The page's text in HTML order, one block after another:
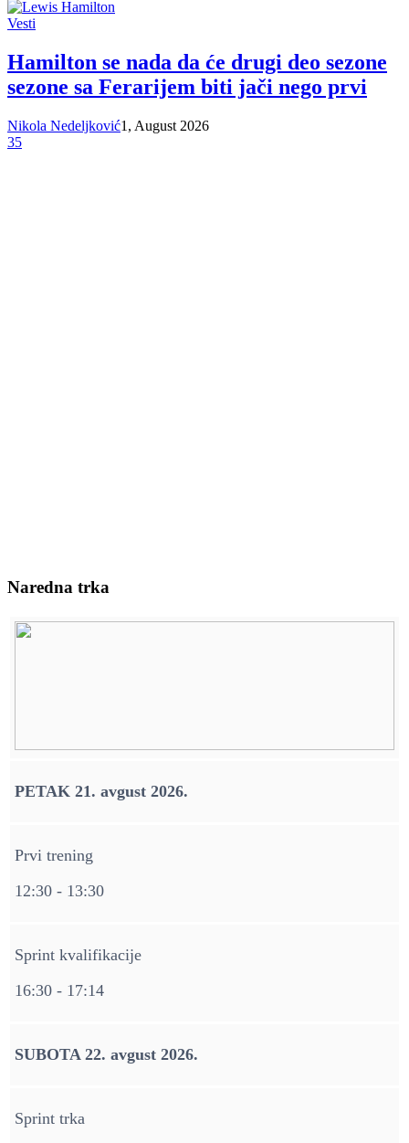
Vesti
Hamilton se nada da će drugi deo sezone
sezone sa Ferarijem biti jači nego prvi
Nikola Nedeljković1, August 2026
35
Naredna trka
PETAK 21. avgust 2026.
Prvi trening
12:30 - 13:30
Sprint kvalifikacije
16:30 - 17:14
SUBOTA 22. avgust 2026.
Sprint trka